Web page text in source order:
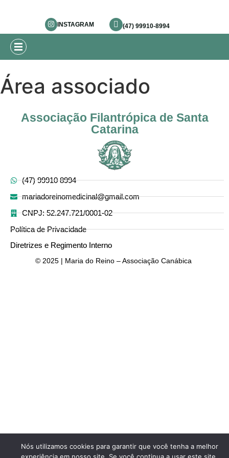
INSTAGRAM (47) 99910-8994
Área associado
Nós utilizamos cookies para garantir que você tenha a melhor
Associação Filantrópica de Santa
Catarina
(47) 99910 8994
mariadoreinomedicinal@gmail.com
CNPJ: 52.247.721/0001-02
Política de Privacidade
Diretrizes e Regimento Interno
© 2025 | Maria do Reino – Associação Canábica